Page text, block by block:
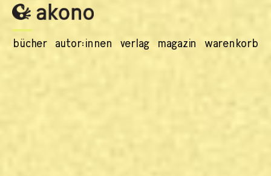
bücher autor:innen verlag magazin warenkorb